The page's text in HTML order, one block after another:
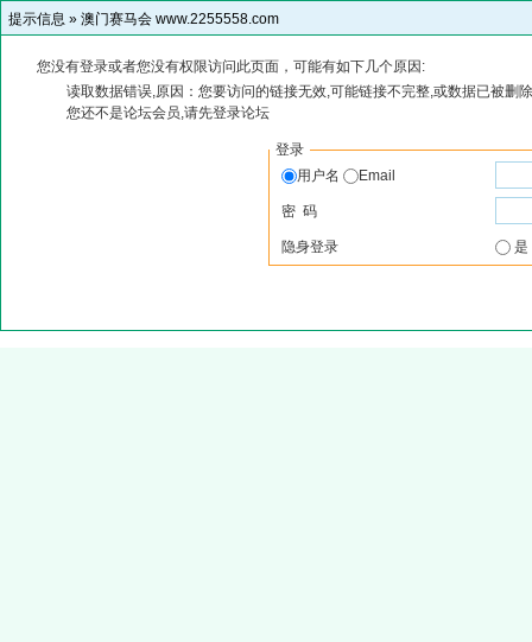
提示信息 » 澳门赛马会 www.2255558.com
您没有登录或者您没有权限访问此页面，可能有如下几个原因:
读取数据错误,原因：您要访问的链接无效,可能链接不完整,或数据已被删
您还不是论坛会员,请先登录论坛
登录
用户名
Email
密 码
隐身登录